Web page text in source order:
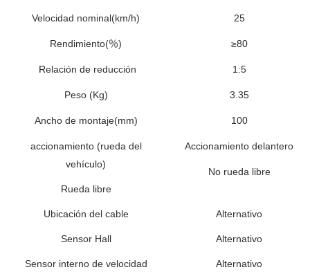
Velocidad nominal(km/h) 25
Rendimiento(％) ≥80
Relación de reducción 1:5
Peso(Kg) 3.35
Ancho de montaje(mm) 100
accionamiento (rueda del
vehículo)
Rueda libre
Accionamiento delantero
No rueda libre
Ubicación del cable Alternativo
Sensor Hall Alternativo
Sensor interno de velocidad Alternativo